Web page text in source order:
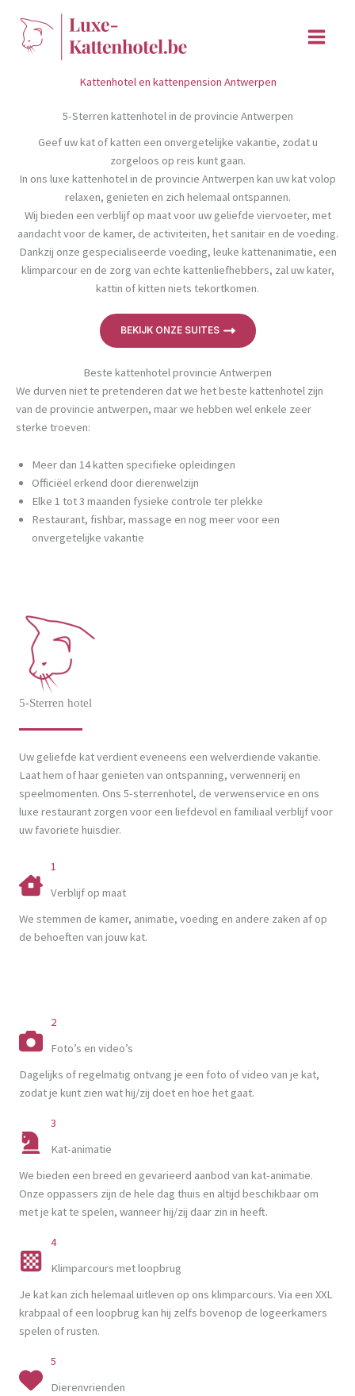
Kattenhotel en kattenpension Antwerpen
5-Sterren kattenhotel in de provincie Antwerpen
Geef uw kat of katten een onvergetelijke vakantie, zodat u
zorgeloos op reis kunt gaan.
In ons luxe kattenhotel in de provincie Antwerpen kan uw kat volop
relaxen, genieten en zich helemaal ontspannen.
Wij bieden een verblijf op maat voor uw geliefde viervoeter, met
aandacht voor de kamer, de activiteiten, het sanitair en de voeding.
Dankzij onze gespecialiseerde voeding, leuke kattenanimatie, een
klimparcour en de zorg van echte kattenliefhebbers, zal uw kater,
kattin of kitten niets tekortkomen.
BEKIJK ONZE SUITES
Beste kattenhotel provincie Antwerpen
We durven niet te pretenderen dat we het beste kattenhotel zijn
van de provincie antwerpen, maar we hebben wel enkele zeer
sterke troeven:
Meer dan 14 katten specifieke opleidingen
Officiëel erkend door dierenwelzijn
Elke 1 tot 3 maanden fysieke controle ter plekke
Restaurant, fishbar, massage en nog meer voor een
onvergetelijke vakantie
5-Sterren hotel
Uw geliefde kat verdient eveneens een welverdiende vakantie.
Laat hem of haar genieten van ontspanning, verwennerij en
speelmomenten. Ons 5-sterrenhotel, de verwenservice en ons
luxe restaurant zorgen voor een liefdevol en familiaal verblijf voor
uw favoriete huisdier.
1
Verblijf op maat
We stemmen de kamer, animatie, voeding en andere zaken af op
de behoeften van jouw kat.
2
Foto’s en video’s
Dagelijks of regelmatig ontvang je een foto of video van je kat,
zodat je kunt zien wat hij/zij doet en hoe het gaat.
3
Kat-animatie
We bieden een breed en gevarieerd aanbod van kat-animatie.
Onze oppassers zijn de hele dag thuis en altijd beschikbaar om
met je kat te spelen, wanneer hij/zij daar zin in heeft.
4
Klimparcours met loopbrug
Je kat kan zich helemaal uitleven op ons klimparcours. Via een XXL
krabpaal of een loopbrug kan hij zelfs bovenop de logeerkamers
spelen of rusten.
5
Dierenvrienden